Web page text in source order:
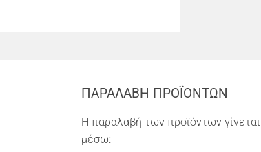
ΠΑΡΑΛΑΒΗ ΠΡΟΪΟΝΤΩΝ
Η παραλαβή των προϊόντων γίνεται
μέσω: